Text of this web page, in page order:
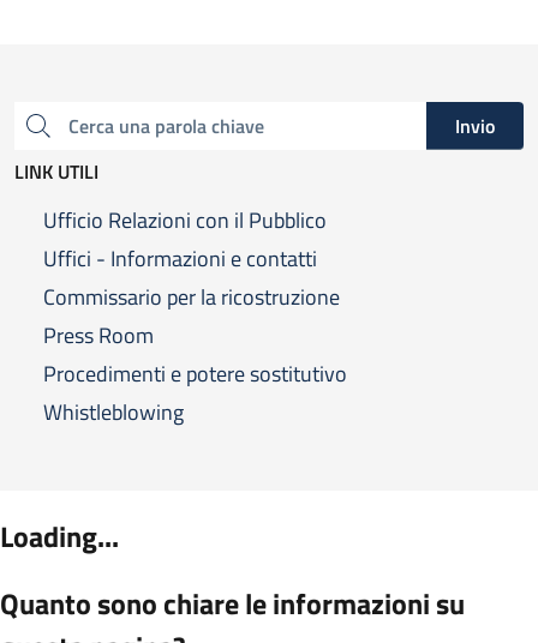
Cerca una parola chiave
Invio
LINK UTILI
Ufficio Relazioni con il Pubblico
Uffici - Informazioni e contatti
Commissario per la ricostruzione
Press Room
Procedimenti e potere sostitutivo
Whistleblowing